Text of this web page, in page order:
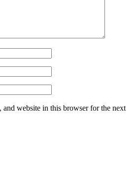
and website in this browser for the next